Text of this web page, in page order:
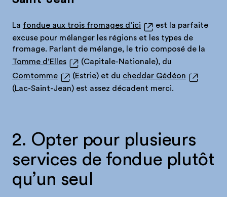
La fondue aux trois fromages d’ici
est la parfaite
excuse pour mélanger les régions et les types de
fromage. Parlant de mélange, le trio composé de la
Tomme d’Elles
(Capitale-Nationale), du
Comtomme
(Estrie) et du cheddar Gédéon
(Lac-Saint-Jean) est assez décadent merci.
2. Opter pour plusieurs
services de fondue plutôt
qu’un seul